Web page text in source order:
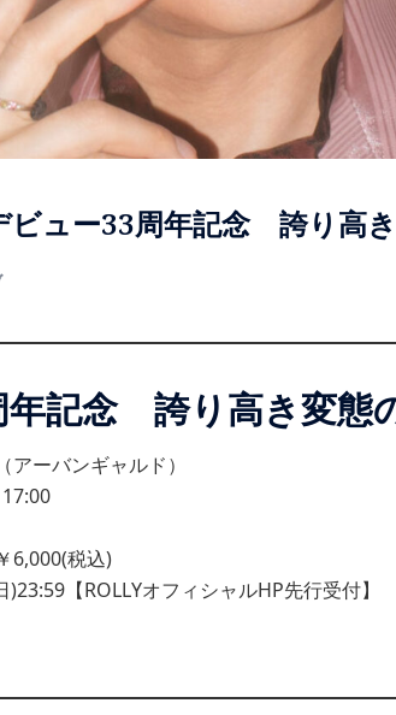
ビュー33周年記念 誇り高
年記念 誇り高き変態
ーバンギャルド）
6,000(税込)
【ROLLYオフィシャルHP先行受付】